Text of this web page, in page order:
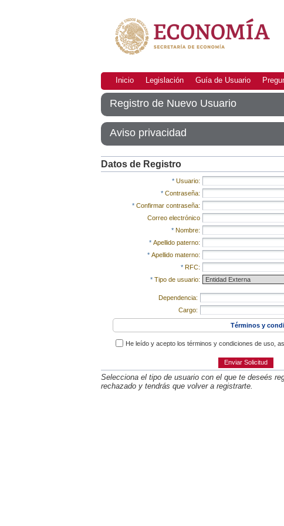
Inicio Legislación Guía de Usuario
Registro de Nuevo Usuario
Aviso privacidad
Datos de Registro
* Usuario:
* Contraseña:
* Confirmar contraseña:
Correo electrónico
* Nombre:
* Apellido paterno:
* Apellido materno:
* RFC:
* Tipo de usuario:
Dependencia:
Cargo:
Términos y
He leído y acepto los términos y condiciones de uso,
Enviar Solicitud
Selecciona el tipo de usuario con el que te deseés
rechazado y tendrás que volver a registrarte.